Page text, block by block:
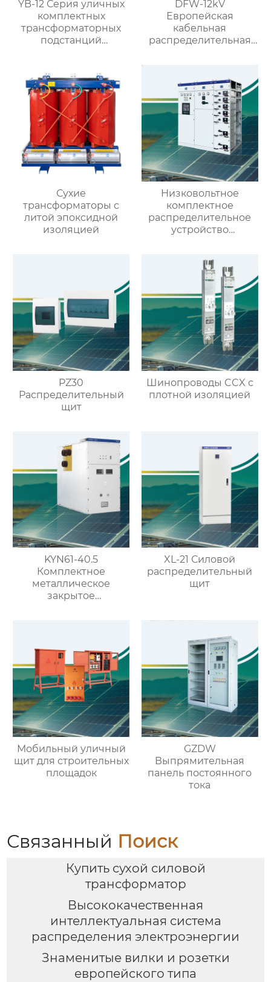
YB-12 Серия уличных
комплектных
трансформаторных
подстанций
DFW-12kV
Европейская
кабельная
распределительная
Сухие
трансформаторы с
литой эпоксидной
изоляцией
Низковольтное
комплектное
распределительное
устройство
PZ30
Распределительный
щит
Шинопроводы CCX с
плотной изоляцией
KYN61-40.5
Комплектное
металлическое
закрытое
XL-21 Силовой
распределительный
щит
Мобильный уличный
щит для строительных
площадок
GZDW
Выпрямительная
панель постоянного
тока
Связанный Поиск
Купить сухой силовой
трансформатор
Высококачественная
интеллектуальная система
распределения электроэнергии
Знаменитые вилки и розетки
европейского типа